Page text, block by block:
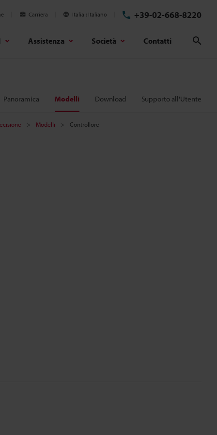
Carriera Italia Italiano +39-02-668-8220
Assistenza Società Contatti
Panoramica Modelli Download Supporto all'Utente
Modelli Controllore